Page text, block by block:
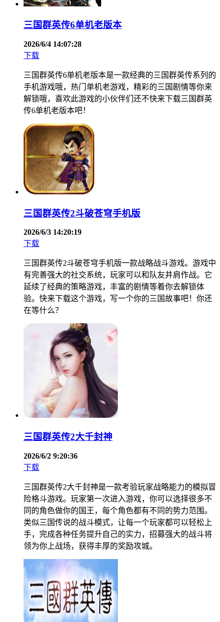
三国群英传6单机老版本
2026/6/4 14:07:28
下载
三国群英传6单机老版本是一款经典的三国群英传系列的
手机游戏哦，热门单机老游戏，精彩的三国剧情等你来
解锁哦，喜欢此游戏的小伙伴们还不快来下载三国群英
传6单机老版本吧！
三国群英传2斗破苍穹手机版
2026/6/3 14:20:19
下载
三国群英传2斗破苍穹手机版一款战略战斗游戏。游戏中
有完善强大的社交系统，玩家可以和队友并肩作战。它
延续了经典的策略游戏，丰富的剧情等着你去解锁体
验。快来下载这个游戏，写一个你的三国故事吧！你还
在等什么？
三国群英传2大千封神
2026/6/2 9:20:36
下载
三国群英传2大千封神是一款考验玩家战略能力的模拟冒
险格斗游戏。玩家第一次进入游戏，你可以选择很多不
同的角色做你的国王，每个角色都有不同的势力范围。
类似三国传说的战斗模式，让每一个玩家都可以轻松上
手，完成各种任务提升自己的实力，招募强大的战斗将
领为你上战场，获得丰厚的奖励攻城。